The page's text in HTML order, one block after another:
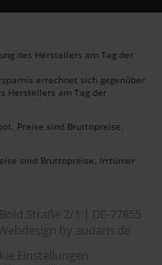
des Herstellers am Tag der
errechnet sich gegenüber
Herstellers am Tag der
Preise sind Bruttopreise.
sind Bruttopreise. Irrtümer
Straße 2/1 | DE-77855
by audaris.de
Einstellungen